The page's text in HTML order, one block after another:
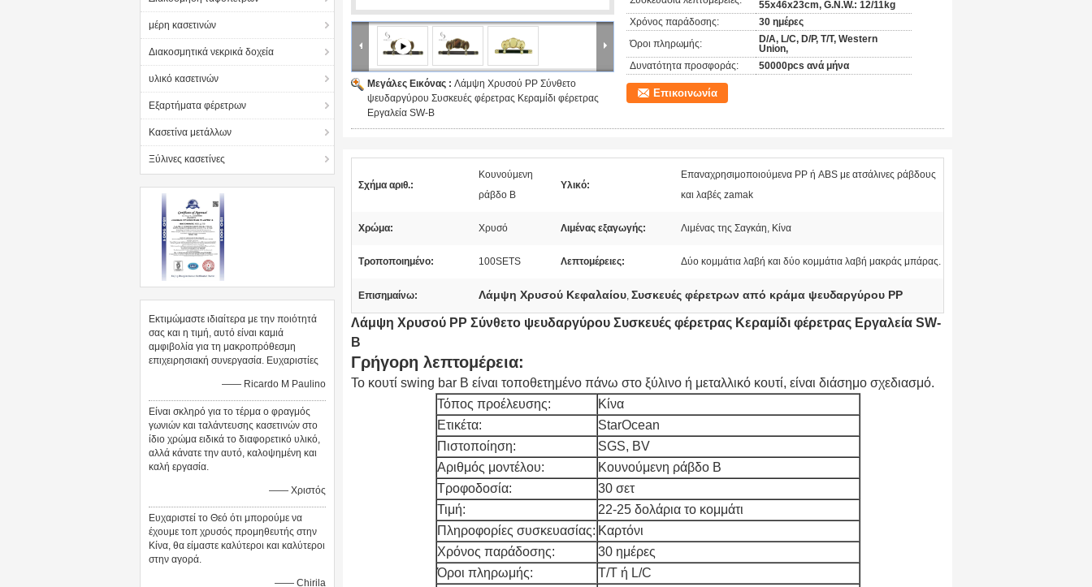
μέρη κασετινών
Διακοσμητικά νεκρικά δοχεία
υλικό κασετινών
Εξαρτήματα φέρετρων
Κασετίνα μετάλλων
Ξύλινες κασετίνες
Εκτιμώμαστε ιδιαίτερα με την ποιότητά
σας και η τιμή, αυτό είναι καμιά
αμφιβολία για τη μακροπρόθεσμη
επιχειρησιακή συνεργασία. Ευχαριστίες
—— Ricardo Μ Paulino
Είναι σκληρό για το τέρμα ο φραγμός
γωνιών και ταλάντευσης κασετινών στο
ίδιο χρώμα ειδικά το διαφορετικό υλικό,
αλλά κάνατε την αυτό, καλοψημένη και
καλή εργασία.
—— Χριστός
Ευχαριστεί το Θεό ότι μπορούμε να
έχουμε τοπ χρυσός προμηθευτής στην
Κίνα, θα είμαστε καλύτεροι και καλύτεροι
στην αγορά.
—— Chirila
Μεγάλες Εικόνας : Λάμψη Χρυσού PP Σύνθετο
ψευδαργύρου Συσκευές φέρετρας Κεραμίδι φέρετρας
Εργαλεία SW-B
55x46x23cm, G.N.W.: 12/11kg
Χρόνος παράδοσης:
30 ημέρες
Όροι πληρωμής:
D/A, L/C, D/P, T/T, Western
Union,
Δυνατότητα προσφοράς:
50000pcs ανά μήνα
Επικοινωνία
Σχήμα αριθ.:
Κουνούμενη
ράβδο Β
Υλικό:
Επαναχρησιμοποιούμενα PP ή ABS με ατσάλινες ράβδους
και λαβές zamak
Χρώμα: Χρυσό Λιμένας εξαγωγής: Λιμένας της Σαγκάη, Κίνα
Τροποποιημένο: 100SETS Λεπτομέρειες: Δύο κομμάτια λαβή και δύο κομμάτια λαβή μακράς μπάρας.
Επισημαίνω: Λάμψη Χρυσού Κεφαλαίου, Συσκευές φέρετρων από κράμα ψευδαργύρου PP
Λάμψη Χρυσού PP Σύνθετο ψευδαργύρου Συσκευές φέρετρας Κεραμίδι φέρετρας Εργαλεία SW-
B
Γρήγορη λεπτομέρεια:
Το κουτί swing bar B είναι τοποθετημένο πάνω στο ξύλινο ή μεταλλικό κουτί, είναι διάσημο σχεδιασμό.
Τόπος προέλευσης:
Κίνα
Ετικέτα:
StarOcean
Πιστοποίηση:
SGS, BV
Αριθμός μοντέλου:
Κουνούμενη ράβδο Β
Τροφοδοσία:
30 σετ
Τιμή:
22-25 δολάρια το κομμάτι
Πληροφορίες συσκευασίας: Καρτόνι
Χρόνος παράδοσης:
30 ημέρες
Όροι πληρωμής:
T/T ή L/C